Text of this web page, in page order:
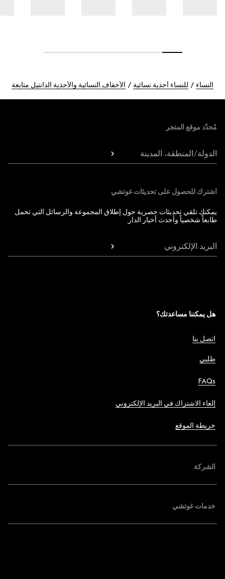
النساء للنساء أحذية نسائية الأخفاف النسائية والأحذية الدانتيل متابعة
مُحدّد موقع المتجر
الدولة/المنطقة، المدينة
اشترك للحصول على تحديثات غوتشي
يمكنك تلقي تحديثات حصرية حول إطلاق المجموعة والرسائل التي تحمل
طابعاً شخصياً وأحدث أخبار الدار.
البريد الإلكتروني
هل يمكننا مساعدتك؟
اتصل بنا
طلبي
FAQs
إلغاء الاشتراك في البريد الإلكتروني
خريطة الموقع
الشركة
خدمات غوتشي